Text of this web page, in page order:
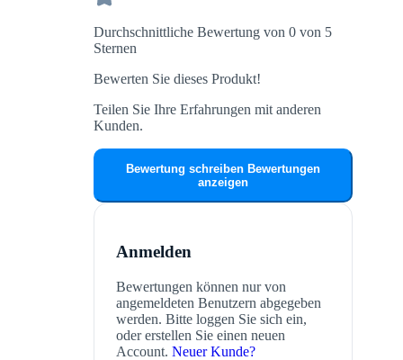
Durchschnittliche Bewertung von 0 von 5
Sternen
Bewerten Sie dieses Produkt!
Teilen Sie Ihre Erfahrungen mit anderen
Kunden.
Bewertung schreiben Bewertungen
anzeigen
Anmelden
Bewertungen können nur von
angemeldeten Benutzern abgegeben
werden. Bitte loggen Sie sich ein,
oder erstellen Sie einen neuen
Account. Neuer Kunde?